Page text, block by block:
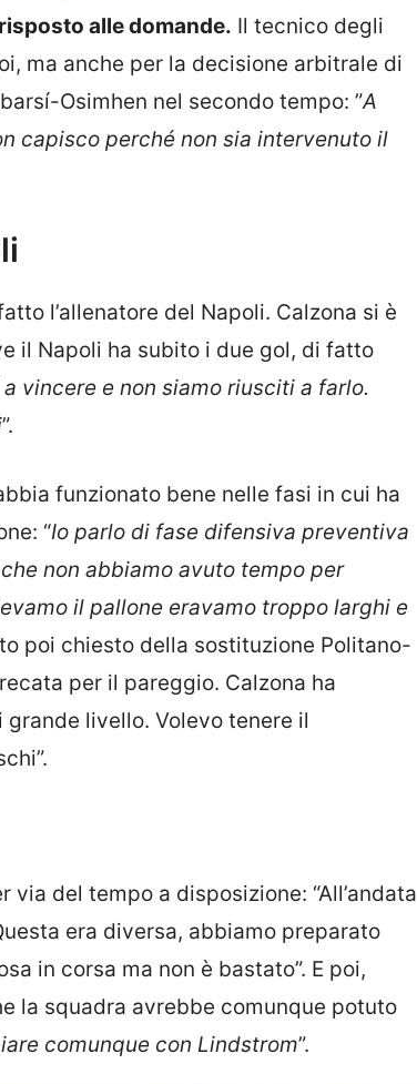
alle domande. Il tecnico degli
ma anche per la decisione arbitrale di
Osimhen nel secondo tempo: ”A
capisco perché non sia intervenuto il
l’allenatore del Napoli. Calzona si è
il Napoli ha subito i due gol, di fatto
vincere e non siamo riusciti a farlo.
”.
funzionato bene nelle fasi in cui ha
“Io parlo di fase difensiva preventiva
non abbiamo avuto tempo per
il pallone eravamo troppo larghi e
poi chiesto della sostituzione Politano-
per il pareggio. Calzona ha
livello. Volevo tenere il
del tempo a disposizione: “All’andata
era diversa, abbiamo preparato
in corsa ma non è bastato”. E poi,
la squadra avrebbe comunque potuto
comunque con Lindstrom”.